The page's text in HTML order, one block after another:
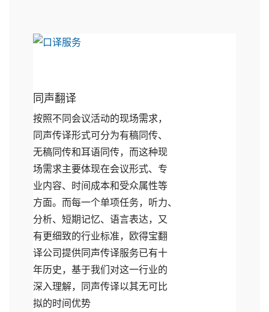
同声翻译
按照不同会议活动的现场需求，
同声传译形式可分为有稿同传、
无稿同传和耳语同传，而这种现
场需求主要体现在会议形式、专
业内容、时间成本和受众属性等
方面。而每一个单项任务，听力、
分析、短期记忆、语言表达，又
有更细致的行业标准，欧得宝翻
译公司提供同声传译服务已有十
年历史，基于我们对这一行业的
深入理解，同声传译以其无可比
拟的时间优势